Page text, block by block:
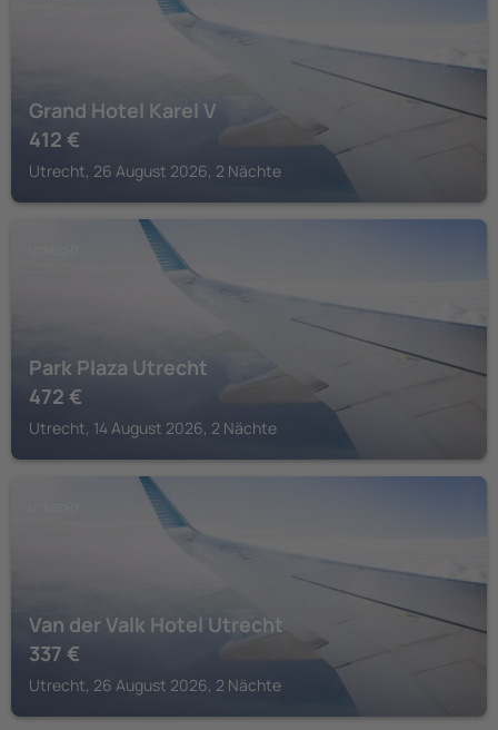
Grand Hotel Karel V
412 €
Utrecht, 26 August 2026, 2 Nächte
Park Plaza Utrecht
472 €
Utrecht, 14 August 2026, 2 Nächte
Van der Valk Hotel Utrecht
337 €
Utrecht, 26 August 2026, 2 Nächte